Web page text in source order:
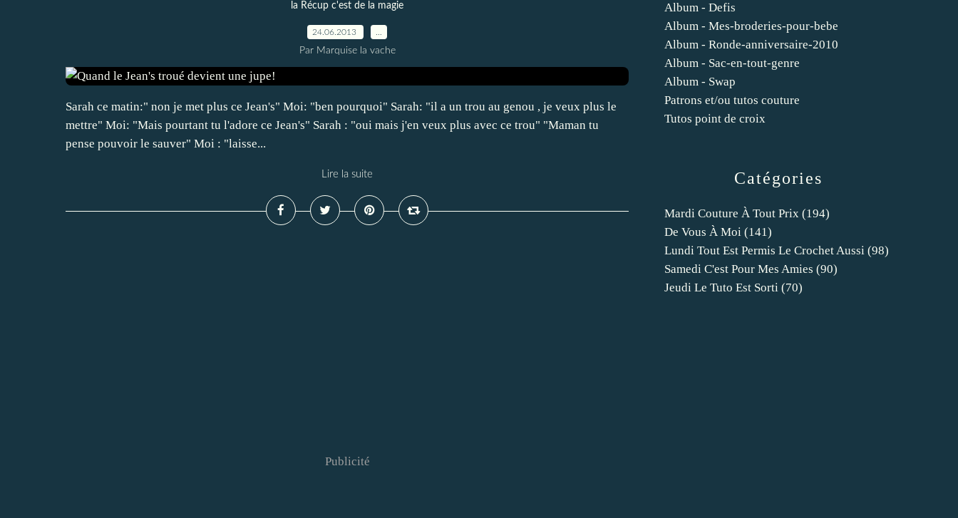
la Récup c'est de la magie
24.06.2013
Par Marquise la vache
Sarah ce matin:" non je met plus ce Jean's" Moi: "ben pourquoi" Sarah: "il a un trou au genou , je veux plus le
mettre" Moi: "Mais pourtant tu l'adore ce Jean's" Sarah : "oui mais j'en veux plus avec ce trou" "Maman tu
pense pouvoir le sauver" Moi : "laisse...
Lire la suite
Publicité
Catégories
Mardi Couture À Tout Prix (194)
De Vous À Moi (141)
Lundi Tout Est Permis Le Crochet Aussi (98)
Samedi C'est Pour Mes Amies (90)
Jeudi Le Tuto Est Sorti (70)
Album - Defis
Album - Mes-broderies-pour-bebe
Album - Ronde-anniversaire-2010
Album - Sac-en-tout-genre
Album - Swap
Patrons et/ou tutos couture
Tutos point de croix